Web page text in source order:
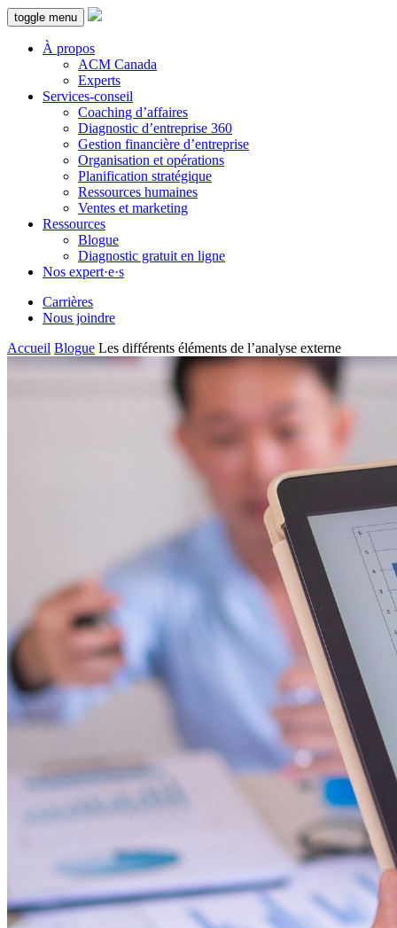
toggle menu
À propos
ACM Canada
Experts
Services-conseil
Coaching d’affaires
Diagnostic d’entreprise 360
Gestion financière d’entreprise
Organisation et opérations
Planification stratégique
Ressources humaines
Ventes et marketing
Ressources
Blogue
Diagnostic gratuit en ligne
Nos expert·e·s
Carrières
Nous joindre
Accueil Blogue Les différents éléments de l’analyse externe